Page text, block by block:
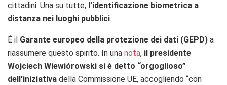
cittadini. Una su tutte, l’identificazione biometrica a
distanza nei luoghi pubblici.
È il Garante europeo della protezione dei dati (GEPD) a
riassumere questo spirito. In una nota, il presidente
Wojciech Wiewiórowski si è detto “orgoglioso”
dell’iniziativa della Commissione UE, accogliendo “con